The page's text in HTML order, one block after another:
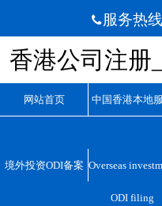
服务热线
网站首页 中国香港本地
境外投资ODI备案 Overseas
ODI filing